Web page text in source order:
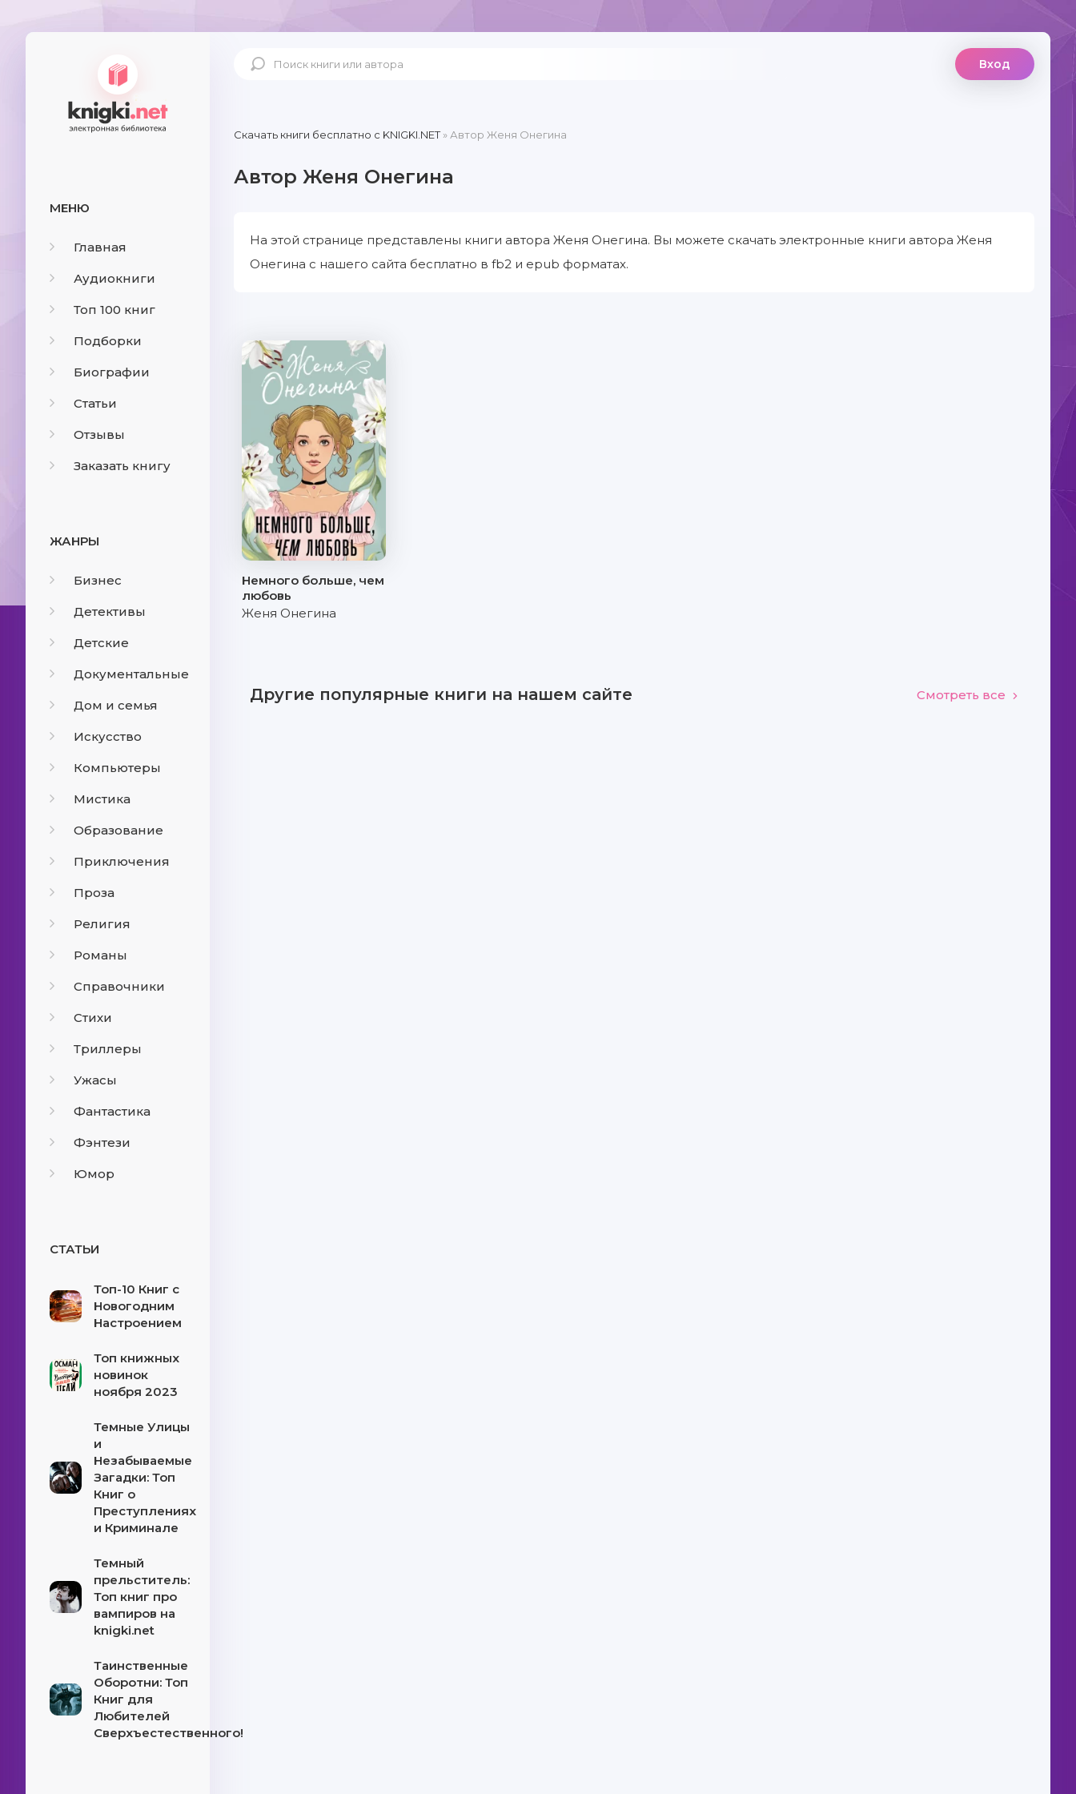
МЕНЮ
Главная
Аудиокниги
Топ 100 книг
Подборки
Биографии
Статьи
Отзывы
Заказать книгу
ЖАНРЫ
Бизнес
Детективы
Детские
Документальные
Дом и семья
Искусство
Компьютеры
Мистика
Образование
Приключения
Проза
Религия
Романы
Справочники
Стихи
Триллеры
Ужасы
Фантастика
Фэнтези
Юмор
СТАТЬИ
Топ-10 Книг с
Новогодним
Настроением
Топ книжных
новинок
ноября 2023
Темные Улицы
и
Незабываемые
Загадки: Топ
Книг о
Преступлениях
и Криминале
Темный
прельститель:
Топ книг про
вампиров на
knigki.net
Таинственные
Оборотни: Топ
Книг для
Любителей
Сверхъестественного!
Вход
Скачать книги бесплатно c KNIGKI.NET» Автор Женя Онегина
Автор Женя Онегина
На этой странице представлены книги автора Женя Онегина. Вы можете скачать электронные книги автора Женя
Онегина с нашего сайта бесплатно в fb2 и epub форматах.
Немного больше, чем
любовь
Женя Онегина
Другие популярные книги на нашем сайте Смотреть все